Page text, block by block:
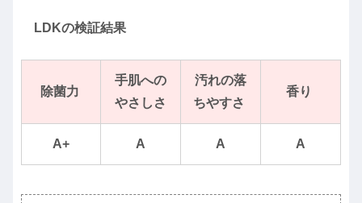
LDKの検証結果
除菌力
手肌への
やさしさ
汚れの落
ちやすさ
香り
A+ A A A